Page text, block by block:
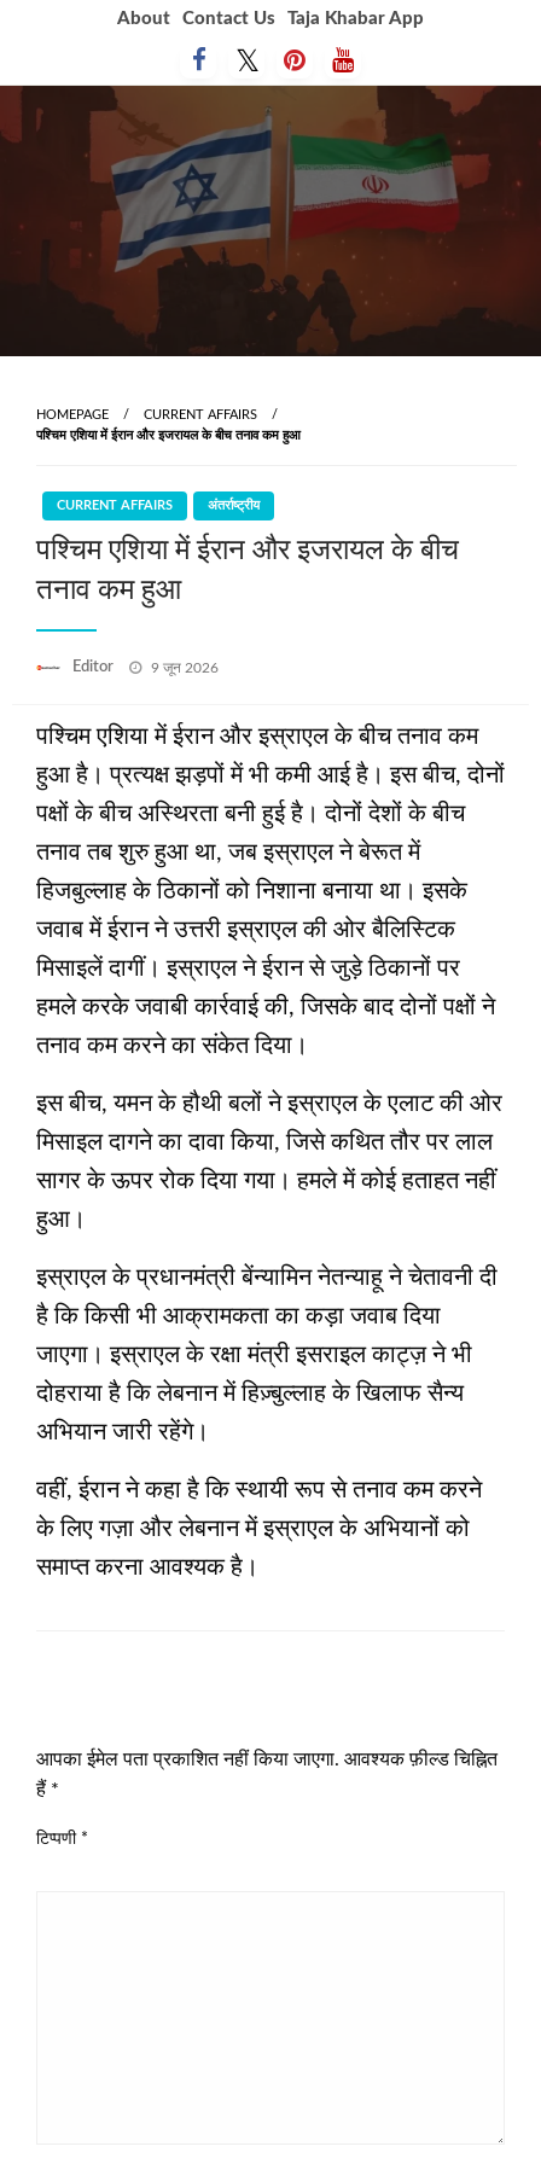
About Contact Us Taja Khabar App
HOMEPAGE
CURRENT AFFAIRS
पश्चिम एशिया में ईरान और इजरायल के बीच तनाव कम हुआ
CURRENT AFFAIRS अंतर्राष्ट्रीय
पश्चिम एशिया में ईरान और इजरायल के बीच
तनाव कम हुआ
Editor
Posted
9 जून 2026
पश्चिम एशिया में ईरान और इस्राएल के बीच तनाव कम
हुआ है। प्रत्यक्ष झड़पों में भी कमी आई है। इस बीच, दोनों
पक्षों के बीच अस्थिरता बनी हुई है। दोनों देशों के बीच
तनाव तब शुरु हुआ था, जब इस्राएल ने बेरूत में
हिजबुल्लाह के ठिकानों को निशाना बनाया था। इसके
जवाब में ईरान ने उत्तरी इस्राएल की ओर बैलिस्टिक
मिसाइलें दागीं। इस्राएल ने ईरान से जुड़े ठिकानों पर
हमले करके जवाबी कार्रवाई की, जिसके बाद दोनों पक्षों ने
तनाव कम करने का संकेत दिया।
इस बीच, यमन के हौथी बलों ने इस्राएल के एलाट की ओर
मिसाइल दागने का दावा किया, जिसे कथित तौर पर लाल
सागर के ऊपर रोक दिया गया। हमले में कोई हताहत नहीं
हुआ।
इस्राएल के प्रधानमंत्री बेंन्यामिन नेतन्याहू ने चेतावनी दी
है कि किसी भी आक्रामकता का कड़ा जवाब दिया
जाएगा। इस्राएल के रक्षा मंत्री इसराइल काट्ज़ ने भी
दोहराया है कि लेबनान में हिज़्बुल्लाह के खिलाफ सैन्य
अभियान जारी रहेंगे।
वहीं, ईरान ने कहा है कि स्थायी रूप से तनाव कम करने
के लिए गज़ा और लेबनान में इस्राएल के अभियानों को
समाप्त करना आवश्यक है।
आपका ईमेल पता प्रकाशित नहीं किया जाएगा. आवश्यक फ़ील्ड चिह्नित
हैं *
टिप्पणी *